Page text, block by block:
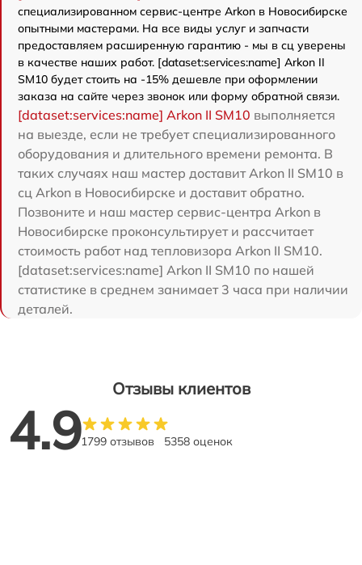
специализированном сервис-центре Arkon в Новосибирске
опытными мастерами. На все виды услуг и запчасти
предоставляем расширенную гарантию - мы в сц уверены
в качестве наших работ. [dataset:services:name] Arkon II
SM10 будет стоить на -15% дешевле при оформлении
заказа на сайте через звонок или форму обратной связи.
[dataset:services:name] Arkon II SM10 выполняется
на выезде, если не требует специализированного
оборудования и длительного времени ремонта. В
таких случаях наш мастер доставит Arkon II SM10 в
сц Arkon в Новосибирске и доставит обратно.
Позвоните и наш мастер сервис-центра Arkon в
Новосибирске проконсультирует и рассчитает
стоимость работ над тепловизора Arkon II SM10.
[dataset:services:name] Arkon II SM10 по нашей
статистике в среднем занимает 3 часа при наличии
деталей.
Отзывы клиентов
4.91799 отзывов 5358 оценок